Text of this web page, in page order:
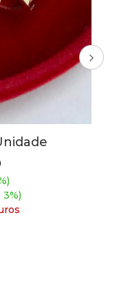
MA075 R -